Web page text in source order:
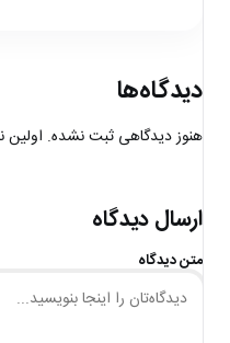
دیدگاه‌ها
هنوز دیدگاهی ثبت نشده. اولین
ارسال دیدگاه
متن دیدگاه